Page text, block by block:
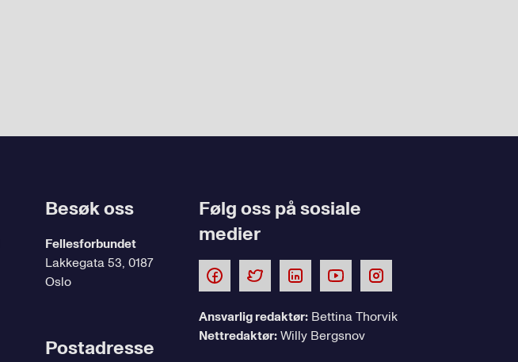
Besøk oss
Fellesforbundet
Lakkegata 53, 0187
Oslo
Postadresse
Følg oss på sosiale
medier
Ansvarlig redaktør:Bettina Thorvik
Nettredaktør:Willy Bergsnov